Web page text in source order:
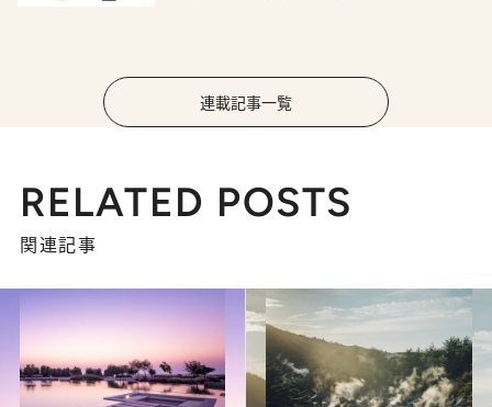
連載記事一覧
RELATED POSTS
関連記事